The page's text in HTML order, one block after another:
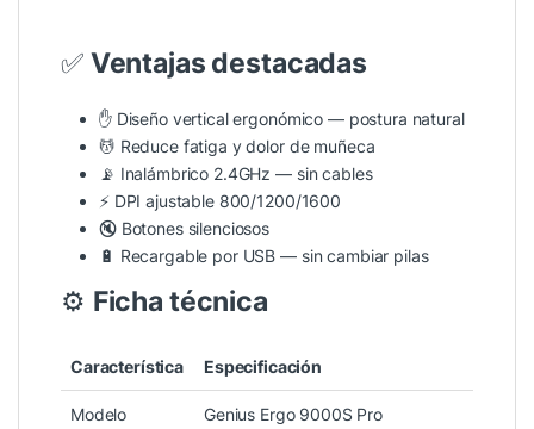
✅ Ventajas destacadas
✋ Diseño vertical ergonómico — postura natural
💆 Reduce fatiga y dolor de muñeca
📡 Inalámbrico 2.4GHz — sin cables
⚡ DPI ajustable 800/1200/1600
🔇 Botones silenciosos
🔋 Recargable por USB — sin cambiar pilas
⚙️ Ficha técnica
Característica Especificación
Modelo Genius Ergo 9000S Pro